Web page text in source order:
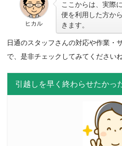
ヒカル
ここからは、実際
便を利用した方か
きます。
日通のスタッフさんの対応や作業・
で、是非チェックしてみてくださいね
引越しを早く終わらせたかっ